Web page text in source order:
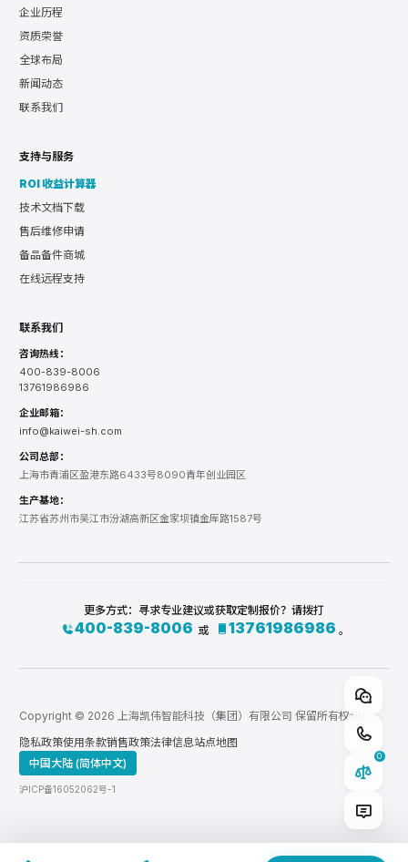
企业历程
资质荣誉
全球布局
新闻动态
联系我们
支持与服务
ROI 收益计算器
技术文档下载
售后维修申请
备品备件商城
在线远程支持
联系我们
咨询热线：
400-839-8006
13761986986
企业邮箱：
info@kaiwei-sh.com
公司总部：
上海市青浦区盈港东路6433号8090青年创业园区
生产基地：
江苏省苏州市吴江市汾湖高新区金家坝镇金厍路1587号
更多方式：寻求专业建议或获取定制报价？请拨打
400-839-8006 或 13761986986 。
Copyright © 2026 上海凯伟智能科技（集团）有限公司 保留所有权利。
隐私政策使用条款销售政策法律信息站点地图
中国大陆 (简体中文)
沪ICP备16052062号-1
0
计量控制系统 自研 KW800/KW900混合头
SYSTEM